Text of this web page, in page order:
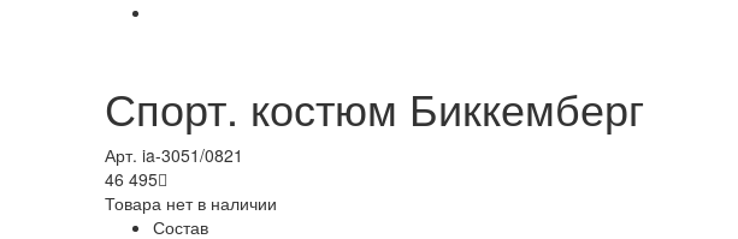
Спорт. костюм Биккемберг
Арт. ia-3051/0821
46 495
Товара нет в наличии
Состав